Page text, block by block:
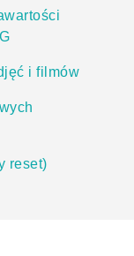
i filmów
reset)